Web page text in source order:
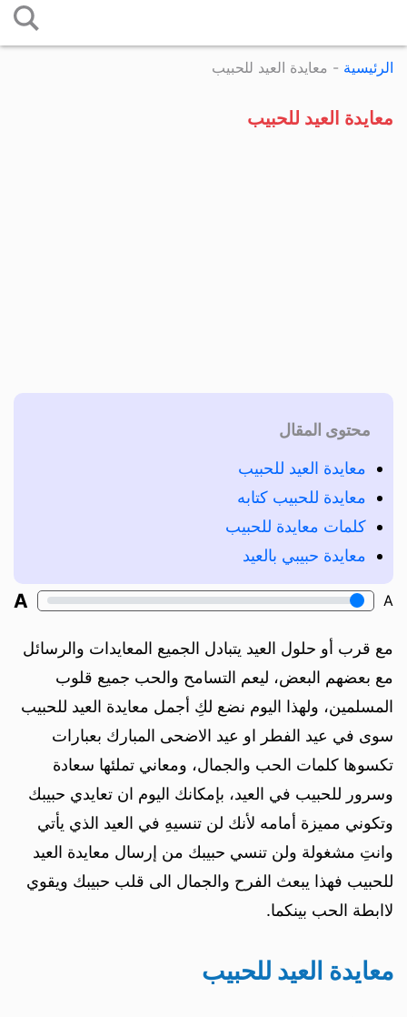
إلى
الرئيسية - معايدة العيد للحبيب
معايدة العيد للحبيب
محتوى المقال
معايدة العيد للحبيب
معايدة للحبيب كتابه
كلمات معايدة للحبيب
معايدة حبيبي بالعيد
A
A
مع قرب أو حلول العيد يتبادل الجميع المعايدات والرسائل
مع بعضهم البعض، ليعم التسامح والحب جميع قلوب
المسلمين، ولهذا اليوم نضع لكِ أجمل معايدة العيد للحبيب
سوى في عيد الفطر او عيد الاضحى المبارك بعبارات
تكسوها كلمات الحب والجمال، ومعاني تملئها سعادة
وسرور للحبيب في العيد، بإمكانك اليوم ان تعايدي حبيبك
وتكوني مميزة أمامه لأنك لن تنسيهِ في العيد الذي يأتي
وانتِ مشغولة ولن تنسي حبيبك من إرسال معايدة العيد
للحبيب فهذا يبعث الفرح والجمال الى قلب حبيبك ويقوي
لاابطة الحب بينكما.
معايدة العيد للحبيب